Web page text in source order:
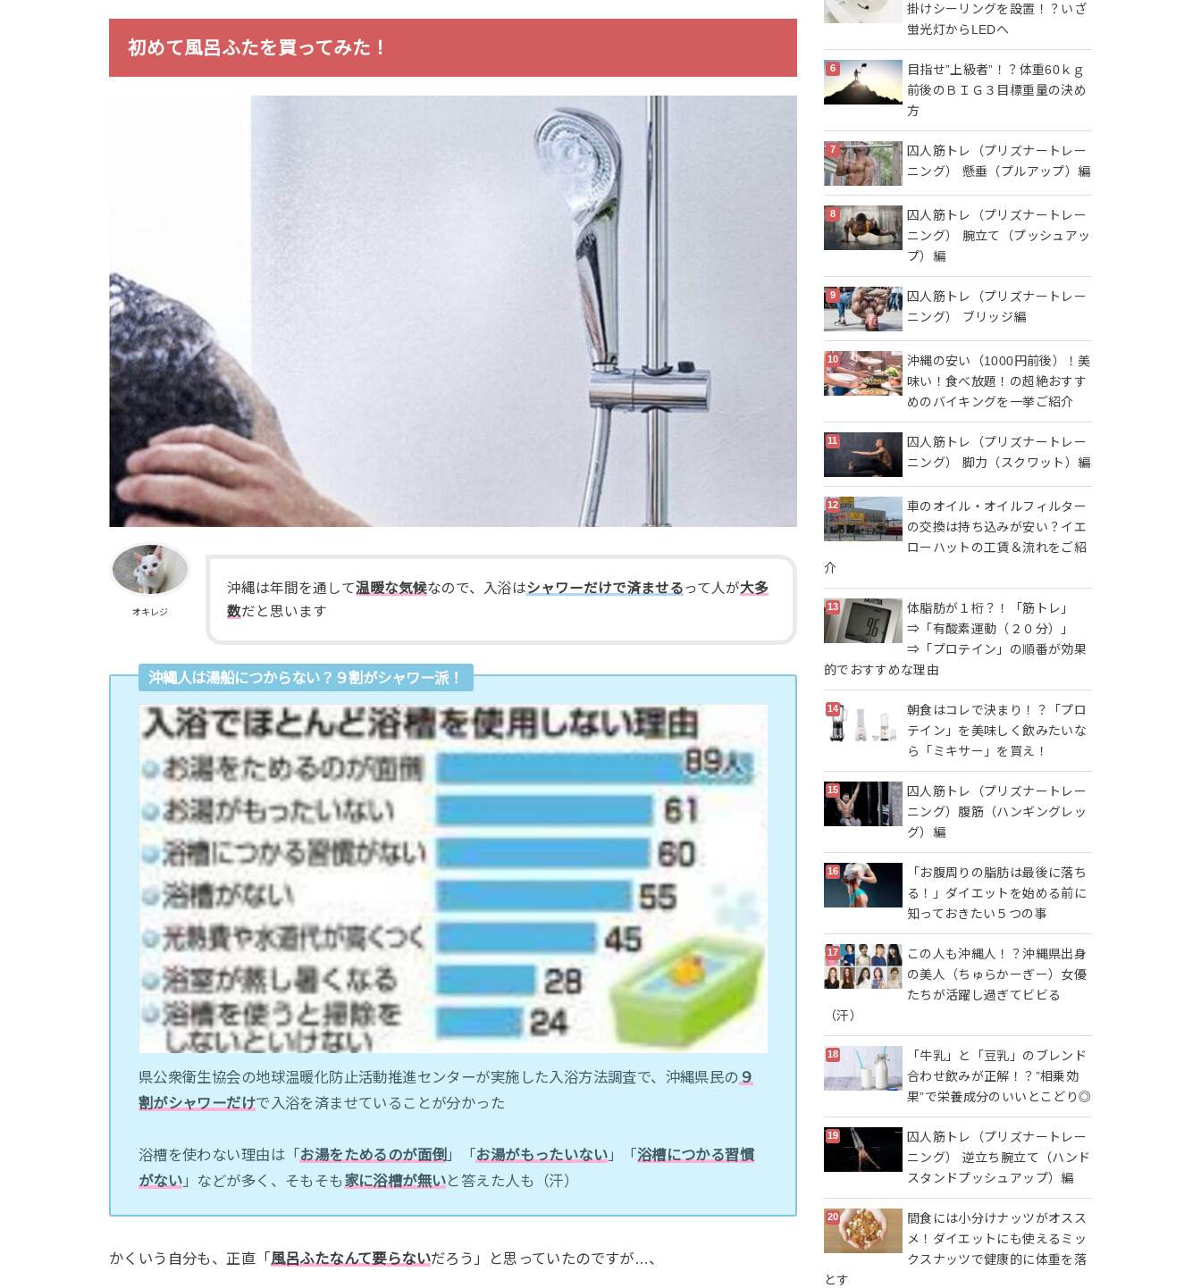
初めて風呂ふたを買ってみた！
オキレジ
沖縄は年間を通して温暖な気候なので、入浴はシャワーだけで済ませるって人が大多
数だと思います
沖縄人は湯船につからない？９割がシャワー派！
県公衆衛生協会の地球温暖化防止活動推進センターが実施した入浴方法調査で、沖縄県民の ９
割がシャワーだけで入浴を済ませていることが分かった
浴槽を使わない理由は「 お湯をためるのが面倒 」「 お湯がもったいない 」「 浴槽につかる習慣
がない 」などが多く、そもそも 家に浴槽が無いと答えた人も（汗）
かくいう自分も、正直「風呂ふたなんて要らないだろう」と思っていたのですが…、
掛けシーリングを設置！？いざ
蛍光灯からLEDへ
目指せ”上級者”！？体重60ｋｇ
前後のＢＩＧ３目標重量の決め
方
囚人筋トレ（プリズナートレー
ニング） 懸垂（プルアップ）編
囚人筋トレ（プリズナートレー
ニング） 腕立て（プッシュアッ
プ）編
囚人筋トレ（プリズナートレー
ニング） ブリッジ編
沖縄の安い（1000円前後）！美
味い！食べ放題！の超絶おすす
めのバイキングを一挙ご紹介
囚人筋トレ（プリズナートレー
ニング） 脚力（スクワット）編
車のオイル・オイルフィルター
の交換は持ち込みが安い？イエ
ローハットの工賃＆流れをご紹
介
体脂肪が１桁？！「筋トレ」
⇒「有酸素運動（２０分）」
⇒「プロテイン」の順番が効果
的でおすすめな理由
朝食はコレで決まり！？「プロ
テイン」を美味しく飲みたいな
ら「ミキサー」を買え！
囚人筋トレ（プリズナートレー
ニング）腹筋（ハンギングレッ
グ）編
「お腹周りの脂肪は最後に落ち
る！」ダイエットを始める前に
知っておきたい５つの事
この人も沖縄人！？沖縄県出身
の美人（ちゅらかーぎー）女優
たちが活躍し過ぎてビビる
（汗）
「牛乳」と「豆乳」のブレンド
合わせ飲みが正解！？”相乗効
果”で栄養成分のいいとこどり◎
囚人筋トレ（プリズナートレー
ニング） 逆立ち腕立て（ハンド
スタンドプッシュアップ）編
間食には小分けナッツがオスス
メ！ダイエットにも使えるミッ
クスナッツで健康的に体重を落
とす